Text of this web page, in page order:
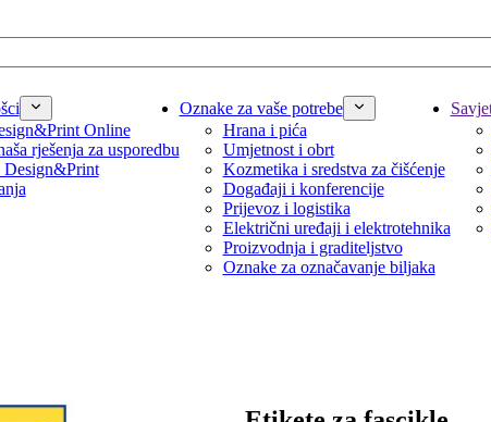
Online
rješenja za usporedbu
Design&Print
Oznake za vaše potrebe
Hrana i pića
Umjetnost i obrt
Kozmetika i sredstva za čišćenje
Događaji i konferencije
Prijevoz i logistika
Električni uređaji i elektrotehnika
Proizvodnja i graditeljstvo
Oznake za označavanje biljaka